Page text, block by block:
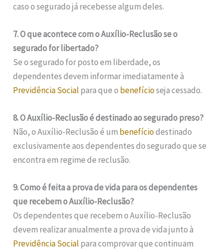
caso o segurado já recebesse algum deles.
7. O que acontece com o Auxílio-Reclusão se o
segurado for libertado?
Se o segurado for posto em liberdade, os
dependentes devem informar imediatamente à
Previdência Social para que o benefícioseja cessado.
8. O Auxílio-Reclusão é destinado ao segurado preso?
Não, o Auxílio-Reclusão é um benefíciodestinado
exclusivamente aos dependentes do segurado que se
encontra em regime de reclusão.
9. Como é feita a prova de vida para os dependentes
que recebem o Auxílio-Reclusão?
Os dependentes que recebem o Auxílio-Reclusão
devem realizar anualmente a prova de vida junto à
Previdência Social para comprovar que continuam